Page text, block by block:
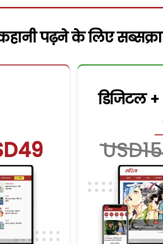
पढ़ने के लिए
डिजिटल +